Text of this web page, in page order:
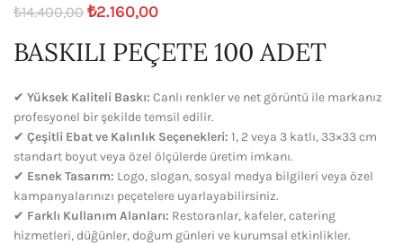
₺14.400,00 ₺2.160,00
BASKILI PEÇETE 100 ADET
✔ Yüksek Kaliteli Baskı: Canlı renkler ve net görüntü ile markanız
profesyonel bir şekilde temsil edilir.
✔ Çeşitli Ebat ve Kalınlık Seçenekleri: 1, 2 veya 3 katlı, 33×33 cm
standart boyut veya özel ölçülerde üretim imkanı.
✔ Esnek Tasarım: Logo, slogan, sosyal medya bilgileri veya özel
kampanyalarınızı peçetelere uyarlayabilirsiniz.
✔ Farklı Kullanım Alanları: Restoranlar, kafeler, catering
hizmetleri, düğünler, doğum günleri ve kurumsal etkinlikler.